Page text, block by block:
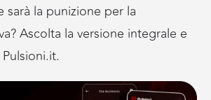
sarà la punizione per la
Ascolta la versione integrale e